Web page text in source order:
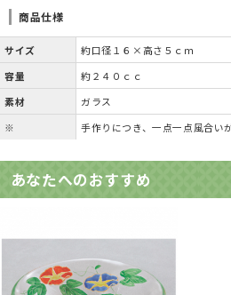
商品仕様
サイズ
約口径１６×高さ５ｃｍ
容量
約２４０ｃｃ
素材
ガラス
※
手作りにつき、一点一点風合い
あなたへのおすすめ